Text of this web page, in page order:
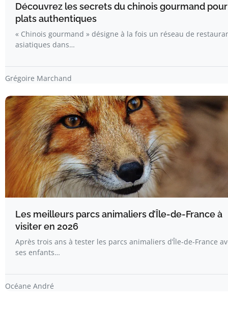
Découvrez les secrets du chinois gourmand
plats authentiques
« Chinois gourmand » désigne à la fois un réseau de
asiatiques dans…
Grégoire Marchand
Les meilleurs parcs animaliers d’Île-de-France à
visiter en 2026
Après trois ans à tester les parcs animaliers d’Île-de-France
ses enfants…
Océane André